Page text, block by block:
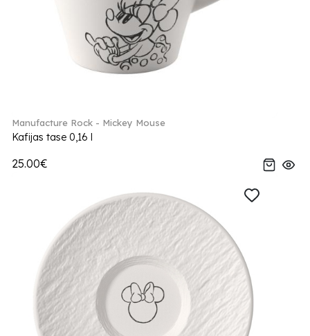
Manufacture Rock - Mickey Mouse
Kafijas tase 0,16 l
25.00€